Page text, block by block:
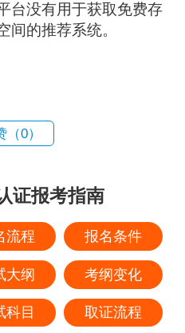
台没有用于获取免费存
间的推荐系统。
（0）
证报考指南
流程 报名条件
大纲 考纲变化
科目 取证流程